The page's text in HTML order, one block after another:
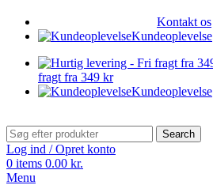
Kontakt os
Kundeoplevelse
fragt fra 349 kr
Kundeoplevelse
Search
Log ind / Opret konto
0 items 0.00 kr.
Menu